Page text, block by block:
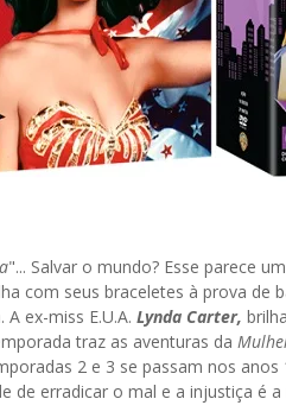
"... Salvar o mundo? Esse parece
com seus braceletes à prova de
ex-miss E.U.A. Lynda Carter,
traz as aventuras da
2 e 3 se passam nos
de erradicar o mal e a injustiça é a